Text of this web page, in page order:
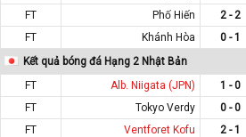
FT
Phố Hiến 2 - 2
FT
Khánh Hòa 0 - 1
Kết quả bóng đá Hạng 2 Nhật Bản
FT
Alb. Niigata (JPN) 1 - 0
FT
Tokyo Verdy 0 - 0
FT
Ventforet Kofu 2 - 1